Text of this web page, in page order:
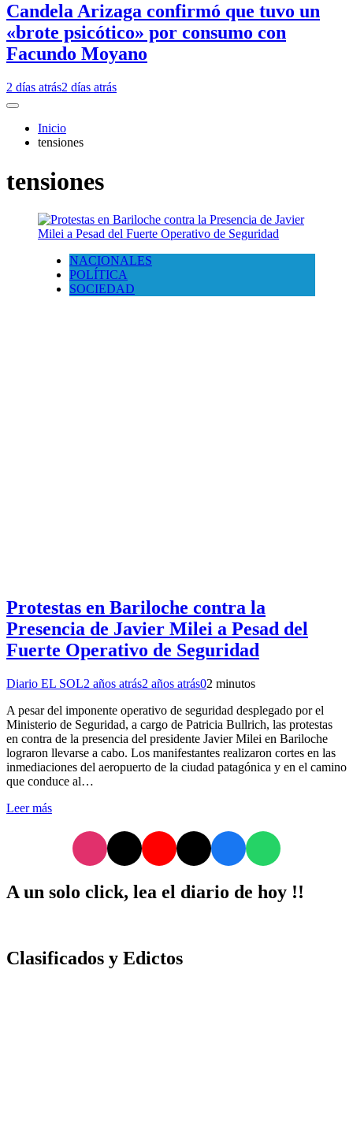
Candela Arizaga confirmó que tuvo un
«brote psicótico» por consumo con
Facundo Moyano
2 días atrás2 días atrás
Inicio
tensiones
tensiones
NACIONALES
POLÍTICA
SOCIEDAD
Protestas en Bariloche contra la
Presencia de Javier Milei a Pesad del
Fuerte Operativo de Seguridad
Diario EL SOL2 años atrás2 años atrás02 minutos
A pesar del imponente operativo de seguridad desplegado por el
Ministerio de Seguridad, a cargo de Patricia Bullrich, las protestas
en contra de la presencia del presidente Javier Milei en Bariloche
lograron llevarse a cabo. Los manifestantes realizaron cortes en las
inmediaciones del aeropuerto de la ciudad patagónica y en el camino
que conduce al…
Leer más
A un solo click, lea el diario de hoy !!
Clasificados y Edictos